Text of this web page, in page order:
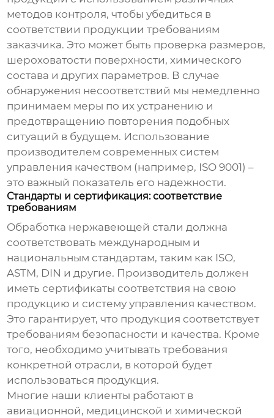
методов контроля, чтобы убедиться в
соответствии продукции требованиям
заказчика. Это может быть проверка размеров,
шероховатости поверхности, химического
состава и других параметров. В случае
обнаружения несоответствий мы немедленно
принимаем меры по их устранению и
предотвращению повторения подобных
ситуаций в будущем. Использование
производителем современных систем
управления качеством (например, ISO 9001) –
это важный показатель его надежности.
Стандарты и сертификация: соответствие
требованиям
Обработка нержавеющей стали должна
соответствовать международным и
национальным стандартам, таким как ISO,
ASTM, DIN и другие. Производитель должен
иметь сертификаты соответствия на свою
продукцию и систему управления качеством.
Это гарантирует, что продукция соответствует
требованиям безопасности и качества. Кроме
того, необходимо учитывать требования
конкретной отрасли, в которой будет
использоваться продукция.
Многие наши клиенты работают в
авиационной, медицинской и химической